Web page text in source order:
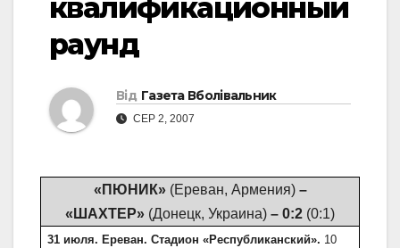
квалификационный
раунд
Від Газета Вболівальник
СЕР 2, 2007
«ПЮНИК» (Ереван, Армения)–
«ШАХТЕР» (Донецк, Украина) – 0:2 (0:1)
31 июля. Ереван. Стадион «Республиканский». 10